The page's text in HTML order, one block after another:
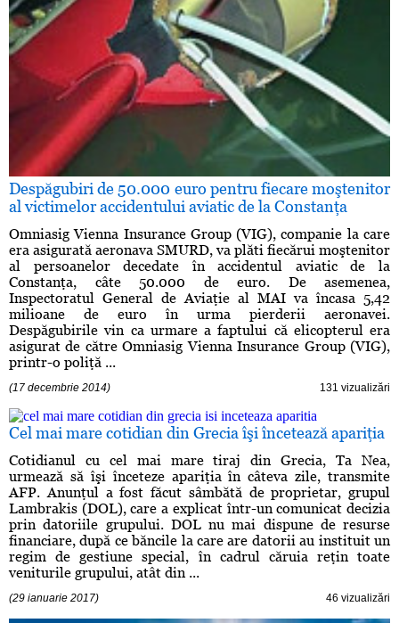
Despăgubiri de 50.000 euro pentru fiecare moştenitor
al victimelor accidentului aviatic de la Constanţa
Omniasig Vienna Insurance Group (VIG), companie la care
era asigurată aeronava SMURD, va plăti fiecărui moştenitor
al persoanelor decedate în accidentul aviatic de la
Constanţa, câte 50.000 de euro. De asemenea,
Inspectoratul General de Aviaţie al MAI va încasa 5,42
milioane de euro în urma pierderii aeronavei.
Despăgubirile vin ca urmare a faptului că elicopterul era
asigurat de către Omniasig Vienna Insurance Group (VIG),
printr-o poliţă ...
(17 decembrie 2014) 131 vizualizări
Cel mai mare cotidian din Grecia îşi încetează apariţia
Cotidianul cu cel mai mare tiraj din Grecia, Ta Nea,
urmează să îşi înceteze apariţia în câteva zile, transmite
AFP. Anunţul a fost făcut sâmbătă de proprietar, grupul
Lambrakis (DOL), care a explicat într-un comunicat decizia
prin datoriile grupului. DOL nu mai dispune de resurse
financiare, după ce băncile la care are datorii au instituit un
regim de gestiune special, în cadrul căruia reţin toate
veniturile grupului, atât din ...
(29 ianuarie 2017) 46 vizualizări